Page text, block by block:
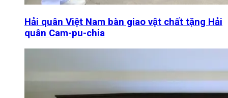
Hải quân Việt Nam bàn giao vật chất tặng Hải
quân Cam-pu-chia